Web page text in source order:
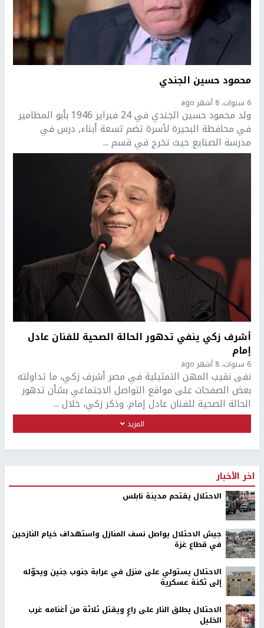
محمود حسين الجندي
6 سنوات، 8 أشهر ago
ولد محمود حسين الجندي في 24 فبراير 1946 بأبو المطامير
في محافظة البحيرة لأسرة تضم تسعة أبناء, درس في
مدرسة الصنايع حيث تخرج في قسم ...
أشرف زكي ينفي تدهور الحالة الصحية للفنان عادل
إمام
6 سنوات، 8 أشهر ago
نفى نقيب المهن التمثيلية في مصر أشرف زكي، ما تداولته
بعض الصفحات على مواقع التواصل الاجتماعي بشأن تدهور
الحالة الصحية للفنان عادل إمام. وذكر زكي، خلال ...
المزيد
اخر الأخبار
الاحتلال يقتحم مدينة نابلس
جيش الاحتلال يواصل نسف المنازل واستهداف خيام النازحين
في قطاع غزة
الاحتلال يستولي على منزل في عرابة جنوب جنين ويحوّله
إلى ثكنة عسكرية
الاحتلال يطلق النار على راعٍ ويقتل ثلاثة من أغنامه غرب
الخليل